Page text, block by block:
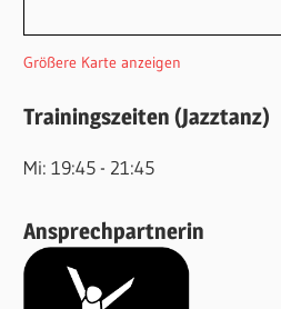
Größere Karte anzeigen
Trainingszeiten (Jazztanz)
Mi: 19:45 - 21:45
Ansprechpartnerin